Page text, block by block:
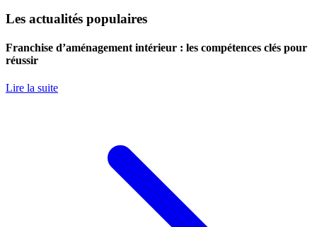
Les actualités populaires
Franchise d’aménagement intérieur : les compétences clés pour
réussir
Lire la suite